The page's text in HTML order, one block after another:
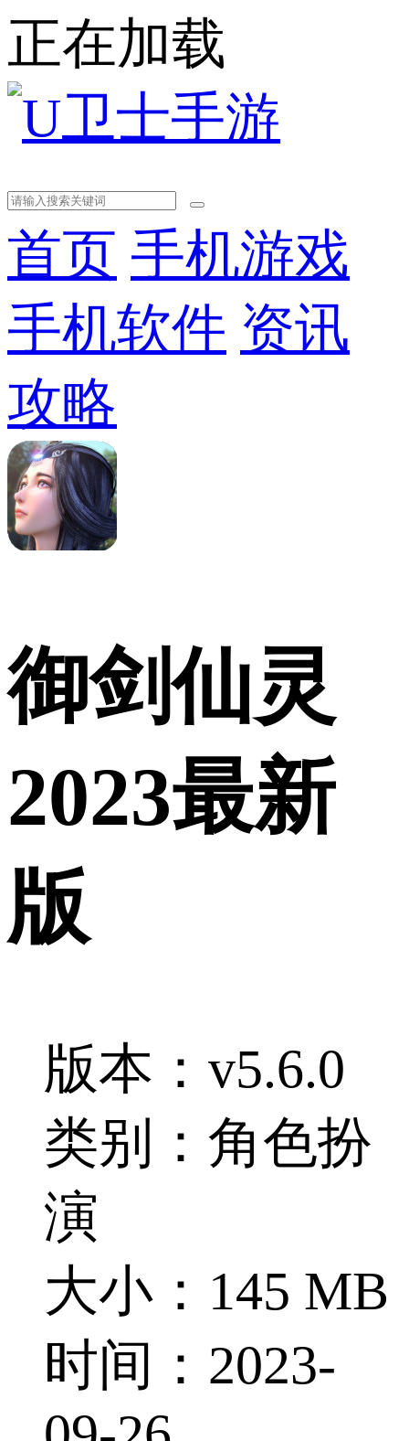
正在加载
首页 手机游戏
手机软件 资讯
攻略
御剑仙灵
2023最新
版
版本：v5.6.0
类别：角色扮
演
大小：145 MB
时间：2023-